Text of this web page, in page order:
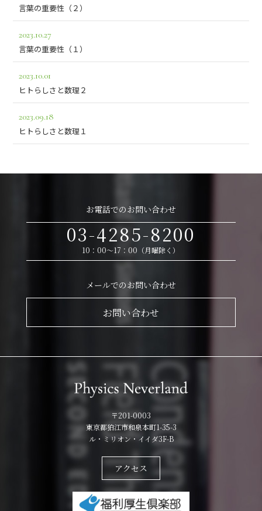
言葉の重要性（２）
2023.10.27
言葉の重要性（１）
2023.10.01
ヒトらしさと数理２
2023.09.18
ヒトらしさと数理１
お電話でのお問い合わせ
03-4285-8200
10：00～17：00（月曜除く）
メールでのお問い合わせ
お問い合わせ
〒201-0003
東京都狛江市和泉本町1-35-3
ル・ミリオン・イイダ3F-B
アクセス